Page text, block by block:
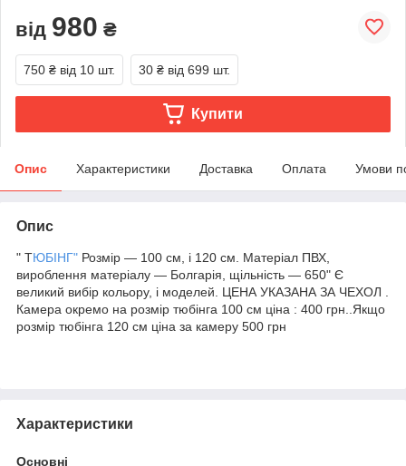
від 980 ₴
750 ₴ від 10 шт. 30 ₴ від 699 шт.
Купити
Опис Характеристики Доставка Оплата Умови
Опис
" ТЮБІНГ" Розмір — 100 см, і 120 см. Матеріал ПВХ,
вироблення матеріалу — Болгарія, щільність — 650" Є
великий вибір кольору, і моделей. ЦЕНА УКАЗАНА ЗА ЧЕХОЛ .
Камера окремо на розмір тюбінга 100 см ціна : 400 грн..Якщо
розмір тюбінга 120 см ціна за камеру 500 грн
Характеристики
Основні